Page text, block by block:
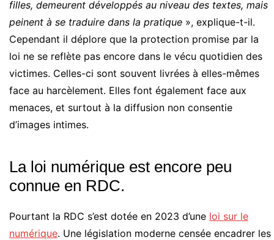
filles, demeurent développés au niveau des textes, mais
peinent à se traduire dans la pratique », explique-t-il.
Cependant il déplore que la protection promise par la
loi ne se reflète pas encore dans le vécu quotidien des
victimes. Celles-ci sont souvent livrées à elles-mêmes
face au harcèlement. Elles font également face aux
menaces, et surtout à la diffusion non consentie
d’images intimes.
La loi numérique est encore peu
connue en RDC.
Pourtant la RDC s’est dotée en 2023 d’une loi sur le
numérique. Une législation moderne censée encadrer les